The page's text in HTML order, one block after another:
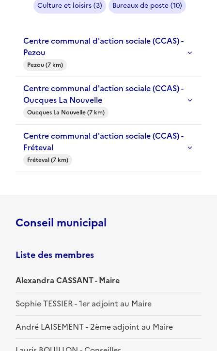
Culture et loisirs (3)
Bureaux de poste (10)
Centre communal d'action sociale (CCAS) -
Pezou
Pezou (7 km)
Centre communal d'action sociale (CCAS) -
Oucques La Nouvelle
Oucques La Nouvelle (7 km)
Centre communal d'action sociale (CCAS) -
Fréteval
Fréteval (7 km)
Conseil municipal
Liste des membres
Alexandra CASSANT - Maire
Sophie TESSIER - 1er adjoint au Maire
André LAISEMENT - 2ème adjoint au Maire